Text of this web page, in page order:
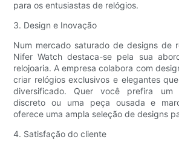
para os entusiastas de relógios.
3. Design e Inovação
Num mercado saturado de designs de
Nifer Watch destaca-se pela sua
relojoaria. A empresa colabora com
criar relógios exclusivos e elegantes
diversificado. Quer você prefira um
discreto ou uma peça ousada e
oferece uma ampla seleção de designs
4. Satisfação do cliente